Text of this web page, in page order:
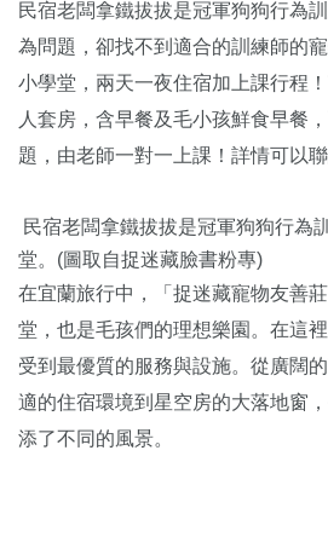
民宿老闆拿鐵拔拔是冠軍狗狗行為
為問題，卻找不到適合的訓練師的
小學堂，兩天一夜住宿加上課行程
人套房，含早餐及毛小孩鮮食早餐
題，由老師一對一上課！詳情可以
民宿老闆拿鐵拔拔是冠軍狗狗行為
堂。(圖取自捉迷藏臉書粉專)
在宜蘭旅行中，「捉迷藏寵物友善
堂，也是毛孩們的理想樂園。在這
受到最優質的服務與設施。從廣闊
適的住宿環境到星空房的大落地窗
添了不同的風景。